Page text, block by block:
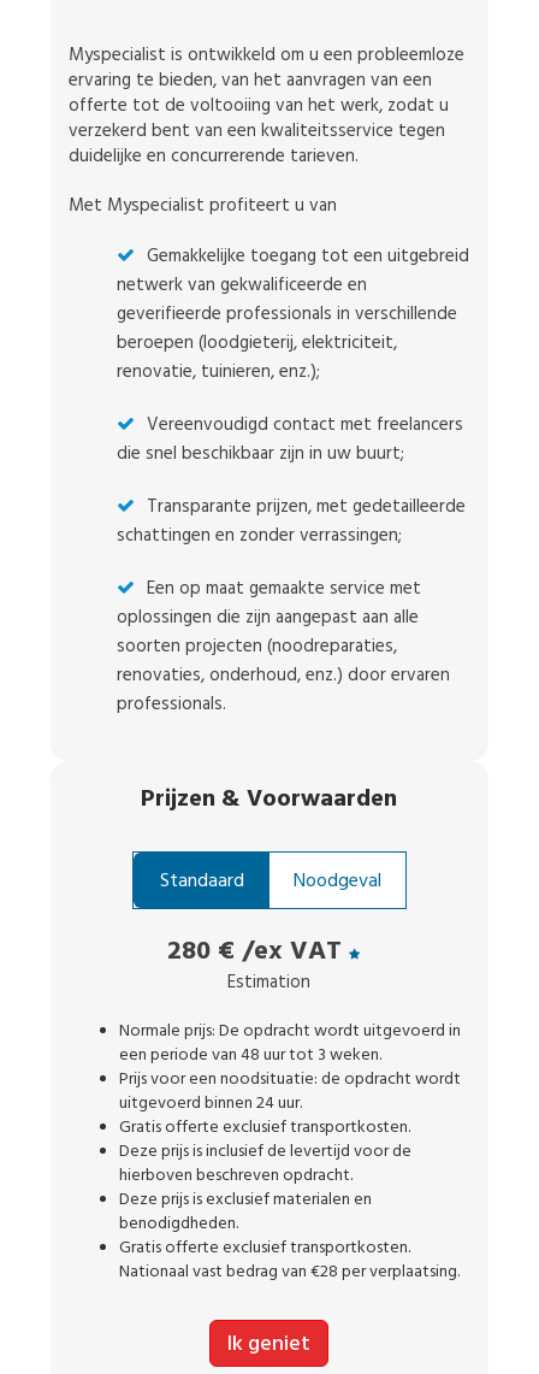
Myspecialist is ontwikkeld om u een probleemloze
ervaring te bieden, van het aanvragen van een
offerte tot de voltooiing van het werk, zodat u
verzekerd bent van een kwaliteitsservice tegen
duidelijke en concurrerende tarieven.
Met Myspecialist profiteert u van
Gemakkelijke toegang tot een uitgebreid
netwerk van gekwalificeerde en
geverifieerde professionals in verschillende
beroepen (loodgieterij, elektriciteit,
renovatie, tuinieren, enz.);
Vereenvoudigd contact met freelancers
die snel beschikbaar zijn in uw buurt;
Transparante prijzen, met gedetailleerde
schattingen en zonder verrassingen;
Een op maat gemaakte service met
oplossingen die zijn aangepast aan alle
soorten projecten (noodreparaties,
renovaties, onderhoud, enz.) door ervaren
professionals.
Prijzen & Voorwaarden
Standaard Noodgeval
280 € /ex VAT
Estimation
Normale prijs: De opdracht wordt uitgevoerd in
een periode van 48 uur tot 3 weken.
Prijs voor een noodsituatie: de opdracht wordt
uitgevoerd binnen 24 uur.
Gratis offerte exclusief transportkosten.
Deze prijs is inclusief de levertijd voor de
hierboven beschreven opdracht.
Deze prijs is exclusief materialen en
benodigdheden.
Gratis offerte exclusief transportkosten.
Nationaal vast bedrag van €28 per verplaatsing.
Ik geniet